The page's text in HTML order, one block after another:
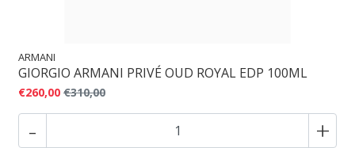
ARMANI
GIORGIO ARMANI PRIVÉ OUD ROYAL EDP 100ML
€260,00 €310,00
- +